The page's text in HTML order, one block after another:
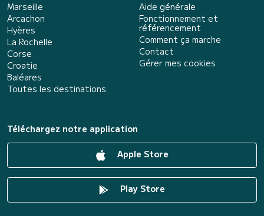
Marseille
Arcachon
Hyères
La Rochelle
Corse
Croatie
Baléares
Toutes les destinations
Aide générale
Fonctionnement et
référencement
Comment ça marche
Contact
Gérer mes cookies
Téléchargez notre application
Apple Store
Play Store